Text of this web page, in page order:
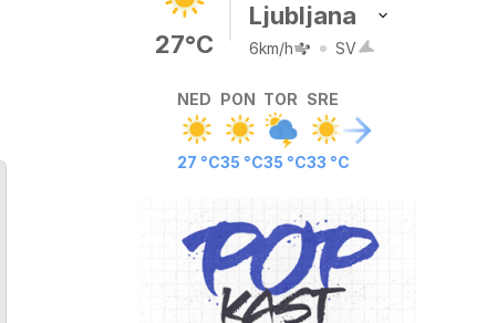
27°C
Ljubljana
6km/h SV
NED
27 °C
PON
35 °C
TOR
35 °C
SRE
33 °C